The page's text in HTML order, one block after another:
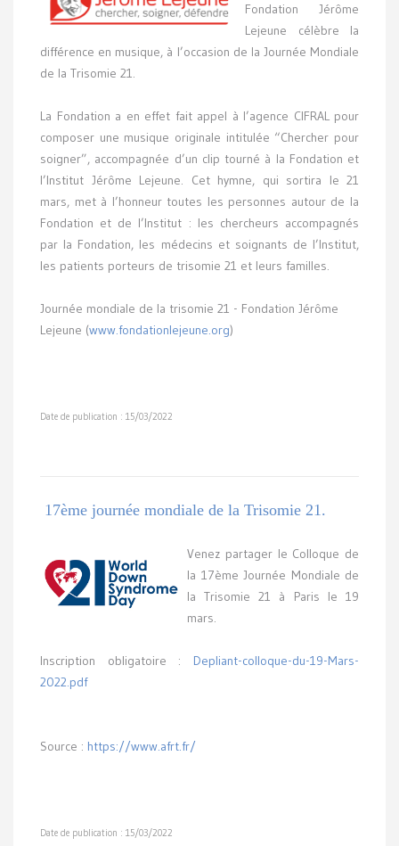
Fondation Jérôme
Lejeune célèbre la
différence en musique, à l’occasion de la Journée Mondiale
de la Trisomie 21.
La Fondation a en effet fait appel à l’agence CIFRAL pour
composer une musique originale intitulée “Chercher pour
soigner”, accompagnée d’un clip tourné à la Fondation et
l’Institut Jérôme Lejeune. Cet hymne, qui sortira le 21
mars, met à l’honneur toutes les personnes autour de la
Fondation et de l’Institut : les chercheurs accompagnés
par la Fondation, les médecins et soignants de l’Institut,
les patients porteurs de trisomie 21 et leurs familles.
Journée mondiale de la trisomie 21 - Fondation Jérôme
Lejeune (www.fondationlejeune.org)
Date de publication : 15/03/2022
17ème journée mondiale de la Trisomie 21.
Venez partager le Colloque de
la 17ème Journée Mondiale de
la Trisomie 21 à Paris le 19
mars.
Inscription obligatoire : Depliant-colloque-du-19-Mars-
2022.pdf
Source : https://www.afrt.fr/
Date de publication : 15/03/2022